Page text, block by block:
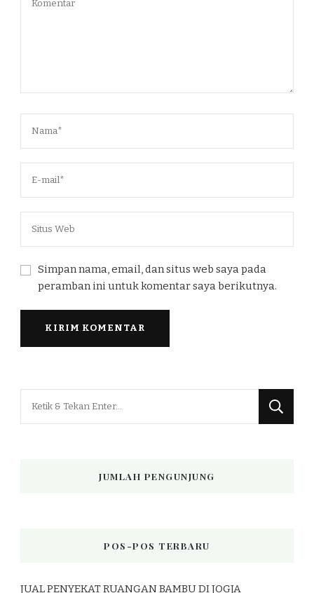
Simpan nama, email, dan situs web saya pada
peramban ini untuk komentar saya berikutnya.
JUMLAH PENGUNJUNG
POS-POS TERBARU
JUAL PENYEKAT RUANGAN BAMBU DI JOGJA